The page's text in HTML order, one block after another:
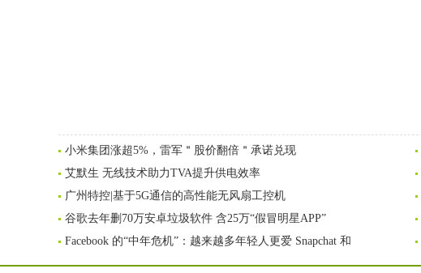
小米集团涨超5%，雷军＂股价翻倍＂承诺兑现
艾默生 无线技术助力TVA提升供电效率
广州特控|基于5G通信的高性能无风扇工控机
谷歌去年删70万安卓垃圾软件 含25万“假冒明星APP”
Facebook 的“中年危机”：越来越多年轻人更爱 Snapchat 和